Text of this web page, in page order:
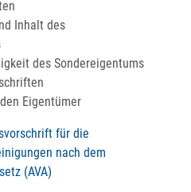
Inhalt des
des Sondereigentums
Eigentümer
für die
nach dem
(AVA)